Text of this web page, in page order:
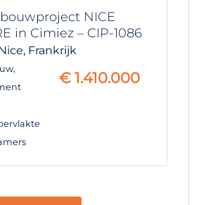
NICE
in Cimiez – CIP-1086
Frankrijk
,
€ 1.410.000